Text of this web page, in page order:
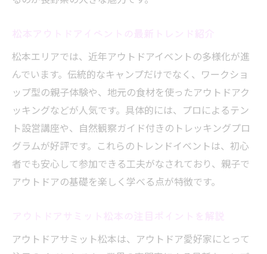
松本エリアでは、近年アウトドアイベントの多様化が進
んでいます。伝統的なキャンプだけでなく、ワークショ
ップ型の親子体験や、地元の食材を使ったアウトドアク
ッキングなどが人気です。具体的には、プロによるテン
ト設営講座や、自然観察ガイド付きのトレッキングプロ
グラムが好評です。これらのトレンドイベントは、初心
者でも安心して参加できる工夫がなされており、親子で
アウトドアの基礎を楽しく学べる点が特徴です。
アウトドアサミット松本は、アウトドア愛好家にとって